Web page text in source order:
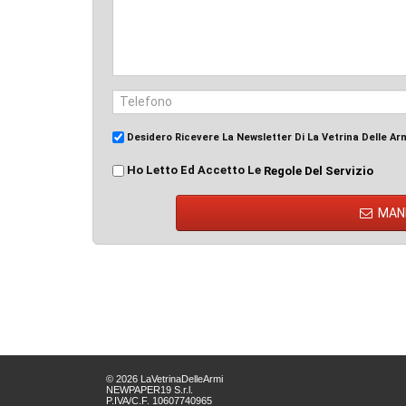
Desidero Ricevere La Newsletter Di La Vetrina Delle
Ho Letto Ed Accetto Le Regole Del Servizio
© 2026 LaVetrinaDelleArmi
NEWPAPER19 S.r.l.
P.IVA/C.F. 10607740965